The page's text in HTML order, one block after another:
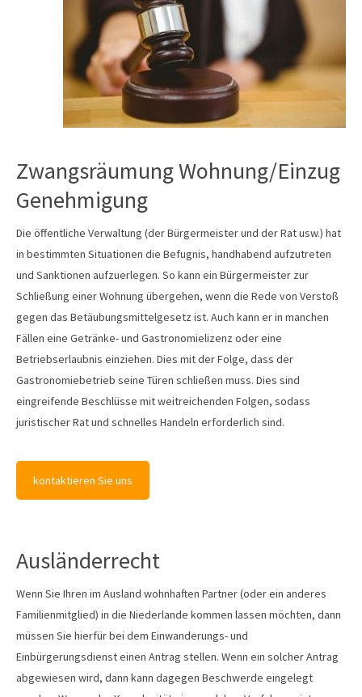
Zwangsräumung Wohnung/Einzug
Genehmigung
Die öffentliche Verwaltung (der Bürgermeister und der Rat usw.) hat
in bestimmten Situationen die Befugnis, handhabend aufzutreten
und Sanktionen aufzuerlegen. So kann ein Bürgermeister zur
Schließung einer Wohnung übergehen, wenn die Rede von Verstoß
gegen das Betäubungsmittelgesetz ist. Auch kann er in manchen
Fällen eine Getränke- und Gastronomielizenz oder eine
Betriebserlaubnis einziehen. Dies mit der Folge, dass der
Gastronomiebetrieb seine Türen schließen muss. Dies sind
eingreifende Beschlüsse mit weitreichenden Folgen, sodass
juristischer Rat und schnelles Handeln erforderlich sind.
kontaktieren Sie uns
Ausländerrecht
Wenn Sie Ihren im Ausland wohnhaften Partner (oder ein anderes
Familienmitglied) in die Niederlande kommen lassen möchten, dann
müssen Sie hierfür bei dem Einwanderungs- und
Einbürgerungsdienst einen Antrag stellen. Wenn ein solcher Antrag
abgewiesen wird, dann kann dagegen Beschwerde eingelegt